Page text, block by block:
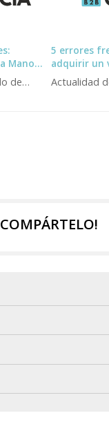
Mano?
de
5 errores
adquirir un
ocasión y
Actualidad